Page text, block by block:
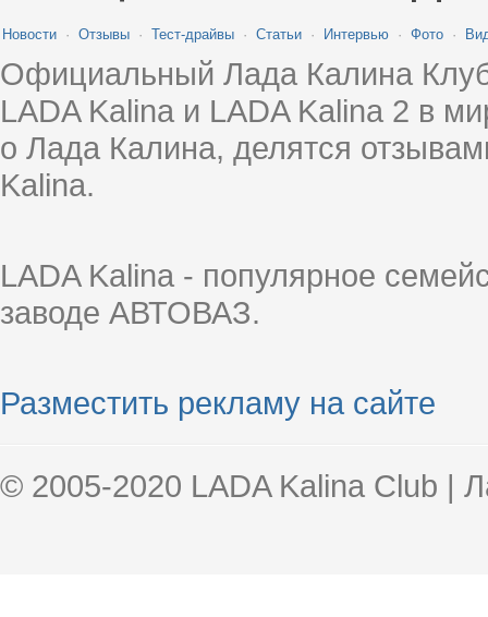
Новости · Отзывы · Тест-драйвы · Статьи · Интервью · Фото ·
Официальный Лада Калина
LADA Kalina и LADA Kalina 2 в
о Лада Калина, делятся
Kalina.
LADA Kalina - популярное
заводе АВТОВАЗ.
Разместить рекламу на сайте
© 2005-2020 LADA Kalina Club |